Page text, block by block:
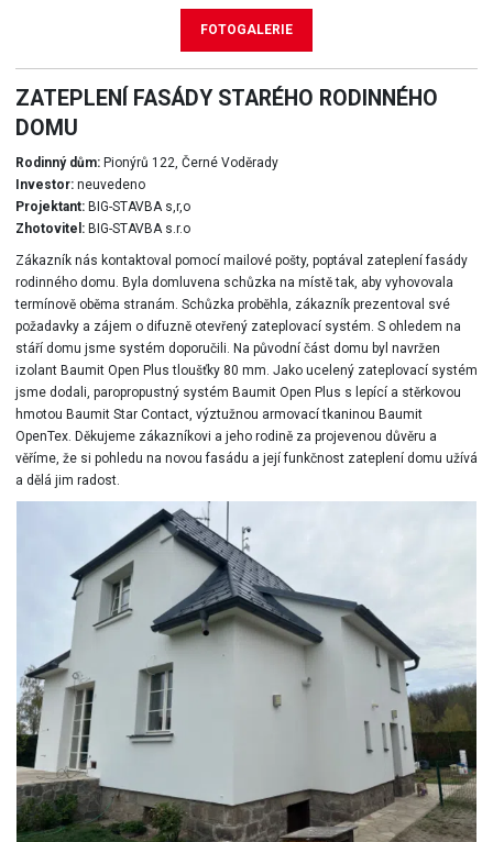
FOTOGALERIE
ZATEPLENÍ FASÁDY STARÉHO RODINNÉHO
DOMU
Rodinný dům:Pionýrů 122, Černé Voděrady
Investor:neuvedeno
Projektant:BIG-STAVBA s,r,o
Zhotovitel:BIG-STAVBA s.r.o
Zákazník nás kontaktoval pomocí mailové pošty, poptával zateplení fasády
rodinného domu. Byla domluvena schůzka na místě tak, aby vyhovovala
termínově oběma stranám. Schůzka proběhla, zákazník prezentoval své
požadavky a zájem o difuzně otevřený zateplovací systém. S ohledem na
stáří domu jsme systém doporučili. Na původní část domu byl navržen
izolant Baumit Open Plus tloušťky 80 mm. Jako ucelený zateplovací systém
jsme dodali, paropropustný systém Baumit Open Plus s lepící a stěrkovou
hmotou Baumit Star Contact, výztužnou armovací tkaninou Baumit
OpenTex. Děkujeme zákazníkovi a jeho rodině za projevenou důvěru a
věříme, že si pohledu na novou fasádu a její funkčnost zateplení domu užívá
a dělá jim radost.